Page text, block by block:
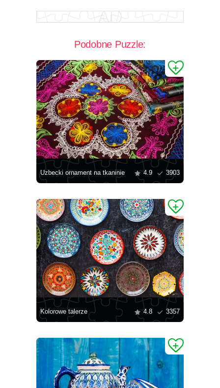
Podobne Puzzle:
Uzbecki ornament na tkaninie 4.9 3903
Kolorowe talerze 4.8 3357